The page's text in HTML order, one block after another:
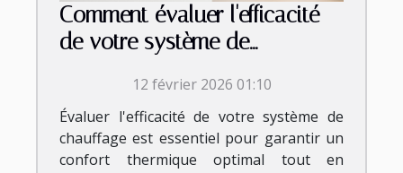
Comment évaluer l'efficacité
de votre système de
12 février 2026 01:10
Évaluer l'efficacité de votre système de
chauffage est essentiel pour garantir un
confort thermique optimal tout en